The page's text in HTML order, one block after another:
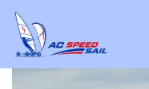
Aller
au